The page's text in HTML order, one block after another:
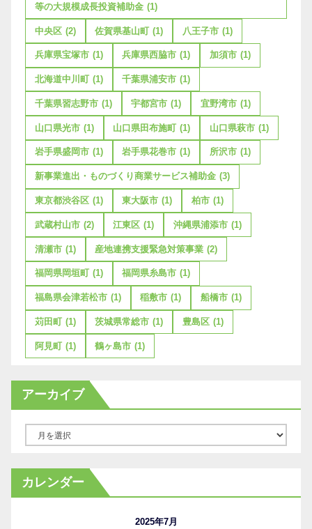
等の大規模成長投資補助金 (1)
中央区 (2) 佐賀県基山町 (1) 八王子市 (1)
兵庫県宝塚市 (1) 兵庫県西脇市 (1) 加須市 (1)
北海道中川町 (1) 千葉県浦安市 (1)
千葉県習志野市 (1) 宇都宮市 (1) 宜野湾市 (1)
山口県光市 (1) 山口県田布施町 (1) 山口県萩市 (1)
岩手県盛岡市 (1) 岩手県花巻市 (1) 所沢市 (1)
新事業進出・ものづくり商業サービス補助金 (3)
東京都渋谷区 (1) 東大阪市 (1) 柏市 (1)
武蔵村山市 (2) 江東区 (1) 沖縄県浦添市 (1)
清瀬市 (1) 産地連携支援緊急対策事業 (2)
福岡県岡垣町 (1) 福岡県糸島市 (1)
福島県会津若松市 (1) 稲敷市 (1) 船橋市 (1)
苅田町 (1) 茨城県常総市 (1) 豊島区 (1)
阿見町 (1) 鶴ヶ島市 (1)
アーカイブ
カ
イ
カレンダー
2025年7月